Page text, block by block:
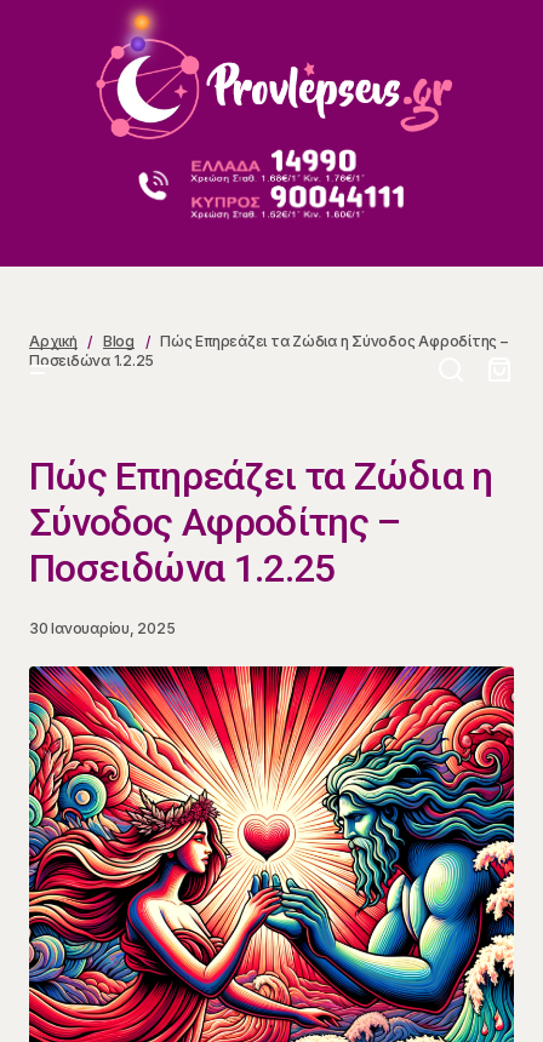
Αρχική Blog
Πώς Επηρεάζει τα Ζώδια η Σύνοδος Αφροδίτης –
Ποσειδώνα 1.2.25
Πώς Επηρεάζει τα Ζώδια η
Σύνοδος Αφροδίτης –
Ποσειδώνα 1.2.25
30 Ιανουαρίου, 2025